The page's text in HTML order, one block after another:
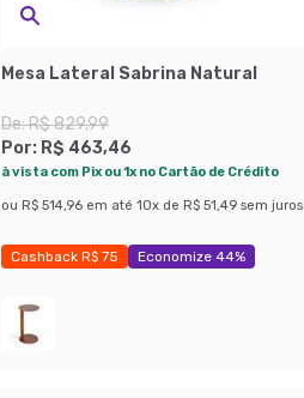
Mesa Lateral Sabrina Natural
De:R$ 829,99
Por: R$ 463,46
à vista com Pix ou 1x no Cartão de Crédito
ou R$ 514,96 em até 10x de R$ 51,49 sem juros
Cashback R$ 75 Economize 44%